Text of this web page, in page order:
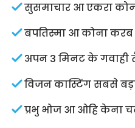
सुसमाचार आ एकरा
बपतिस्मा आ कोना करब
अपन 3 मिनट के गवाही
विजन कास्टिंग सबसे
प्रभु भोज आ ओहि केना